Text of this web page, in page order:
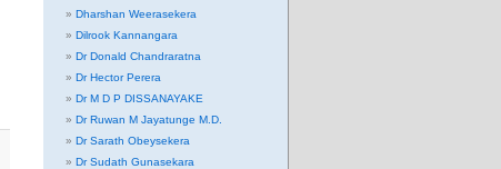
Dharshan Weerasekera
Dilrook Kannangara
Dr Donald Chandraratna
Dr Hector Perera
Dr M D P DISSANAYAKE
Dr Ruwan M Jayatunge M.D.
Dr Sarath Obeysekera
Dr Sudath Gunasekara